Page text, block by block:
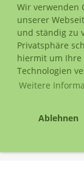
Wir verwenden
unserer
und ständig zu
Privatsphäre
hiermit um Ihre
Technologien
Weitere
Ablehnen